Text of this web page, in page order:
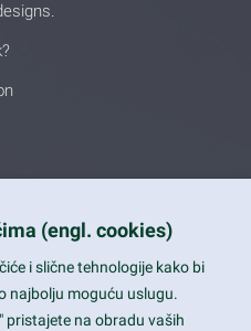
(engl. cookies)
i slične tehnologije kako bi
najbolju moguću uslugu.
pristajete na obradu vaših